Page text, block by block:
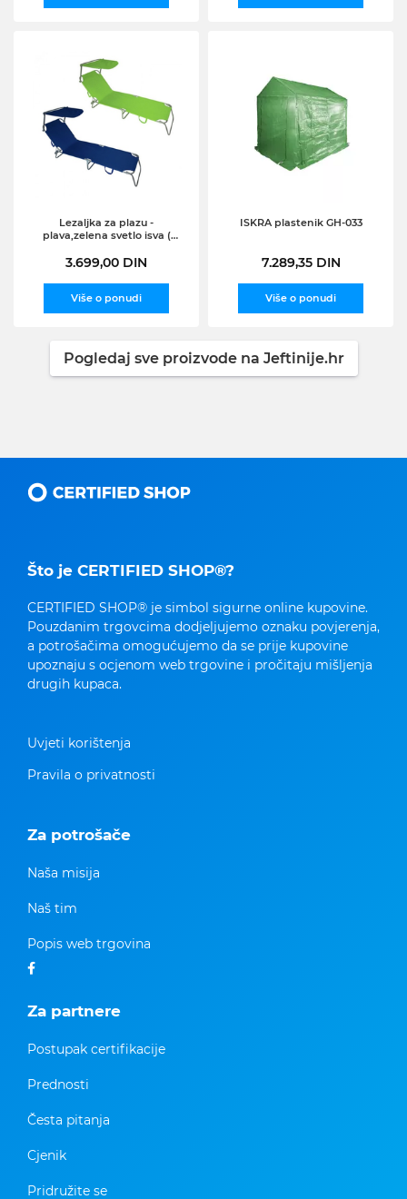
Lezaljka za plazu -
plava,zelena svetlo isva (
3.699,00 DIN
Više o ponudi
ISKRA plastenik GH-033
7.289,35 DIN
Više o ponudi
Pogledaj sve proizvode na Jeftinije.hr
Što je CERTIFIED SHOP®?
CERTIFIED SHOP® je simbol sigurne online kupovine.
Pouzdanim trgovcima dodjeljujemo oznaku povjerenja,
a potrošačima omogućujemo da se prije kupovine
upoznaju s ocjenom web trgovine i pročitaju mišljenja
drugih kupaca.
Uvjeti korištenja
Pravila o privatnosti
Za potrošače
Naša misija
Naš tim
Popis web trgovina
Za partnere
Postupak certifikacije
Prednosti
Česta pitanja
Cjenik
Pridružite se